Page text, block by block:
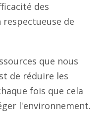
des
de
que nous
de réduire les
fois que cela
l'environnement.